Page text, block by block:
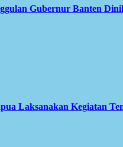
Gubernur Banten
Laksanakan Kegiatan